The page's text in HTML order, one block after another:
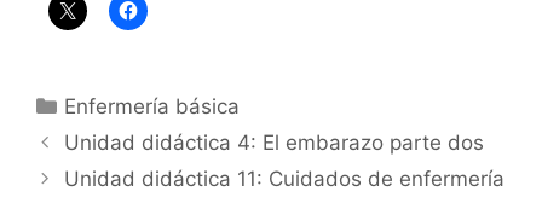
Categorías
Enfermería básica
Unidad didáctica 4: El embarazo parte dos
Unidad didáctica 11: Cuidados de enfermería